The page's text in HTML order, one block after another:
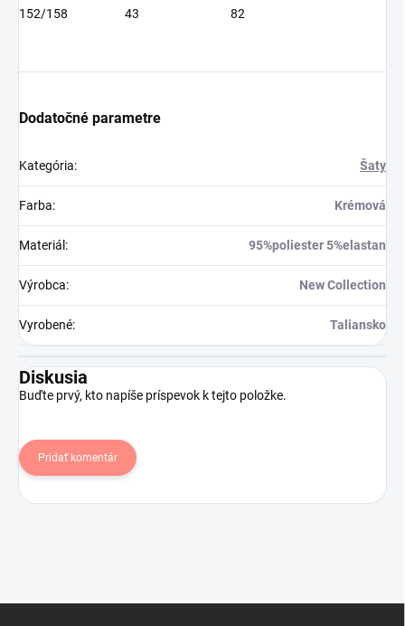
152/158
43 82
Dodatočné parametre
Kategória: Šaty
Farba: Krémová
Materiál : 95%poliester 5%elastan
Výrobca: New Collection
Vyrobené: Taliansko
Diskusia
Buďte prvý, kto napíše príspevok k tejto položke.
Pridať komentár